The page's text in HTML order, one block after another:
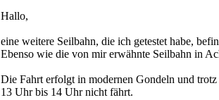
Hallo,
eine weitere Seilbahn, die ich getestet habe,
Ebenso wie die von mir erwähnte Seilbahn in
Die Fahrt erfolgt in modernen Gondeln und
13 Uhr bis 14 Uhr nicht fährt.